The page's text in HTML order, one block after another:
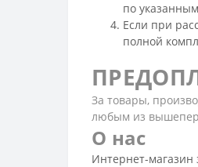
по
Если при
полной
За товары,
любым из
О нас
Интернет-магазин